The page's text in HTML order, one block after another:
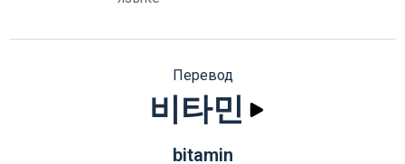
Перевод
비타민
bitamin